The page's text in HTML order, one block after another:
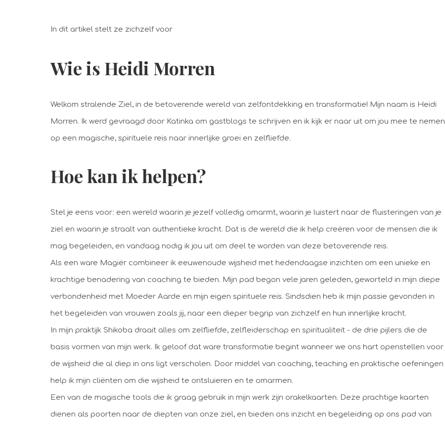
In dit artikel stelt ze zichzelf voor
Wie is Heidi Morren
Welkom stralende Ziel, in de betoverende wereld van zelfontdekking en transformatie! Mijn naam is Heidi
Morren. Ik werd gevraagd door Katinka om gastblogs te schrijven en ik kijk er naar uit om jou mee te nemen
op een magische, spirituele reis naar innerlijke groei en zelfliefde.
Hoe kan ik helpen?
Stel je eens voor: een wereld waarin je jezelf volledig omarmt, waarin je luistert naar de fluisteringen van je
ziel en waarin je straalt van authentieke kracht. Dat is de wereld die ik help creëren voor de mensen die ik
mag begeleiden, en vandaag nodig ik jou uit om deel te worden van deze betoverende reis.
Als een ware Magiër combineer ik eeuwenoude wijsheid met hedendaagse inzichten om een unieke en
krachtige benadering van coaching te bieden. Mijn pad begon vele jaren geleden, geworteld in mijn diepe
verbondenheid met Moeder Aarde en mijn eigen spirituele reis. Sindsdien heb ik mijn passie gevonden in
het begeleiden van vrouwen zoals jij, naar een dieper begrip van zichzelf en hun innerlijke kracht.
In mijn praktijk Shikoba draait alles om zelfliefde, zelfleiderschap en spiritualiteit - de drie pijlers die de
basis vormen van mijn werk. Ik geloof dat ware transformatie begint wanneer we ons hart openstellen voor
de wijsheid die al diep in ons ligt verscholen. Door middel van coaching, teaching en praktische oefeningen
help ik mijn cliënten om die wijsheid te ontsluieren en te omarmen.
Een van de magische tools die ik graag gebruik in mijn werk zijn orakelkaarten. Deze prachtige kaarten
dienen als poorten naar de diepten van onze ziel, en bieden ons inzicht en begeleiding op ons pad van